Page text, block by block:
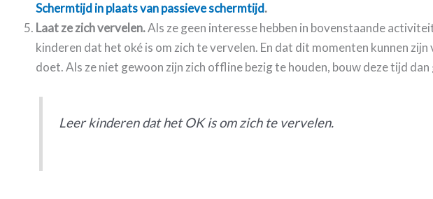
Schermtijd in plaats van passieve schermtijd.
Laat ze zich vervelen.Als ze geen interesse hebben in bovenstaande
kinderen dat het oké is om zich te vervelen. En dat dit momenten kunnen
doet. Als ze niet gewoon zijn zich offline bezig te houden, bouw deze tijd dan
Leer kinderen dat het OK is om zich te vervelen.